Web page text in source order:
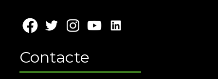
Contacte